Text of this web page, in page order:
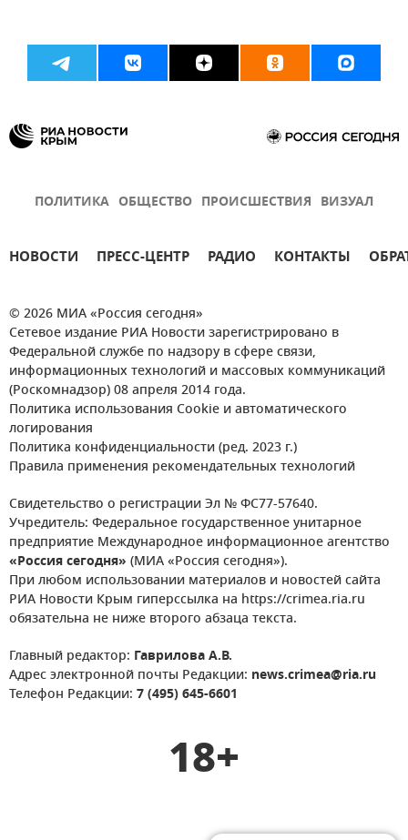
ПОЛИТИКА ОБЩЕСТВО ПРОИСШЕСТВИЯ ВИЗУАЛ
НОВОСТИ ПРЕСС-ЦЕНТР РАДИО КОНТАКТЫ
© 2026 МИА «Россия сегодня»
Сетевое издание РИА Новости зарегистрировано в
Федеральной службе по надзору в сфере связи,
информационных технологий и массовых коммуникаций
(Роскомнадзор) 08 апреля 2014 года.
Политика использования Cookie и автоматического
логирования
Политика конфиденциальности (ред. 2023 г.)
Правила применения рекомендательных технологий
Свидетельство о регистрации Эл № ФС77-57640.
Учредитель: Федеральное государственное унитарное
предприятие Международное информационное агентство
«Россия сегодня» (МИА «Россия сегодня»).
При любом использовании материалов и новостей сайта
РИА Новости Крым гиперссылка на https://crimea.ria.ru
обязательна не ниже второго абзаца текста.
Главный редактор: Гаврилова А.В.
Адрес электронной почты Редакции: news.crimea@ria.ru
Телефон Редакции: 7 (495) 645-6601
18+